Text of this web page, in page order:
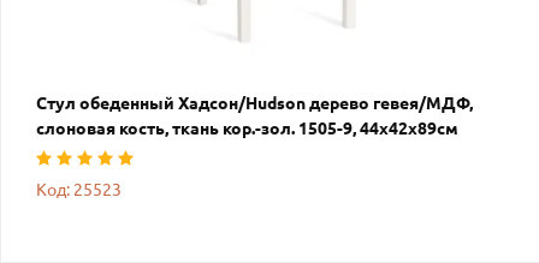
Стул обеденный Хадсон/Hudson дерево гевея/МДФ,
слоновая кость, ткань кор.-зол. 1505-9, 44х42х89см
Код: 25523